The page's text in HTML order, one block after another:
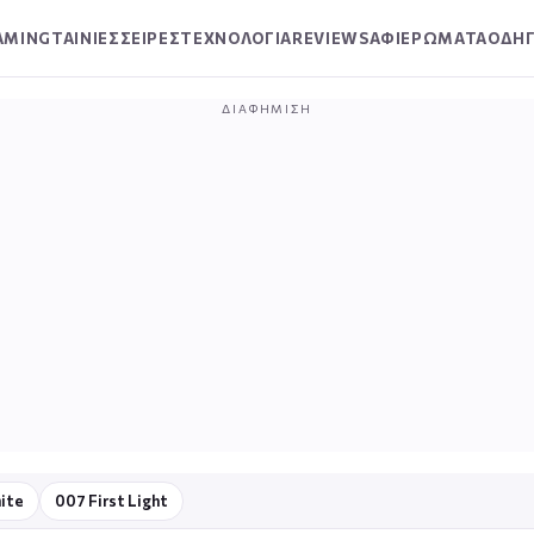
ΤΑΙΝΙΕΣΣΕΙΡΕΣΤΕΧΝΟΛΟΓΙΑREVIEWSΑΦΙΕΡΩΜΑΤΑ
ΔΙΑΦΉΜΙΣΗ
007 First Light